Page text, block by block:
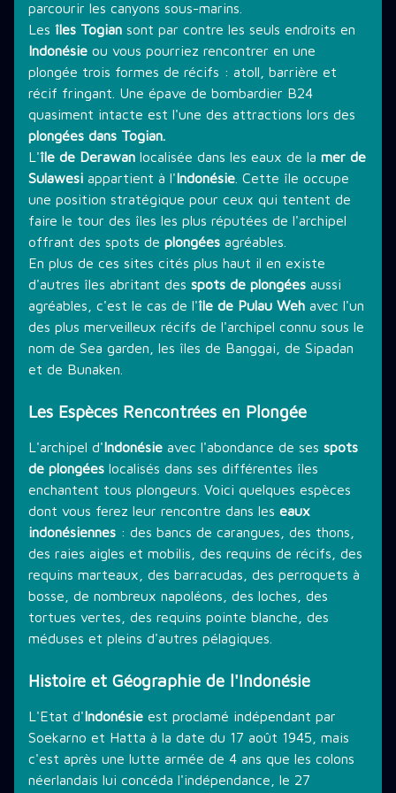
parcourir les canyons sous-marins.
Les îles Togian sont par contre les seuls endroits en
Indonésie ou vous pourriez rencontrer en une
plongée trois formes de récifs : atoll, barrière et
récif fringant. Une épave de bombardier B24
quasiment intacte est l'une des attractions lors des
plongées dans Togian.
L'île de Derawan localisée dans les eaux de la mer de
Sulawesi appartient à l'Indonésie . Cette île occupe
une position stratégique pour ceux qui tentent de
faire le tour des îles les plus réputées de l'archipel
offrant des spots de plongées agréables.
En plus de ces sites cités plus haut il en existe
d'autres îles abritant des spots de plongées aussi
agréables, c'est le cas de l'île de Pulau Weh avec l'un
des plus merveilleux récifs de l'archipel connu sous le
nom de Sea garden, les îles de Banggai, de Sipadan
et de Bunaken.
Les Espèces Rencontrées en Plongée
L'archipel d'Indonésie avec l'abondance de ses spots
de plongées localisés dans ses différentes îles
enchantent tous plongeurs. Voici quelques espèces
dont vous ferez leur rencontre dans les eaux
indonésiennes : des bancs de carangues, des thons,
des raies aigles et mobilis, des requins de récifs, des
requins marteaux, des barracudas, des perroquets à
bosse, de nombreux napoléons, des loches, des
tortues vertes, des requins pointe blanche, des
méduses et pleins d'autres pélagiques.
Histoire et Géographie de l'Indonésie
L'Etat d'Indonésie est proclamé indépendant par
Soekarno et Hatta à la date du 17 août 1945, mais
c'est après une lutte armée de 4 ans que les colons
néerlandais lui concéda l'indépendance, le 27